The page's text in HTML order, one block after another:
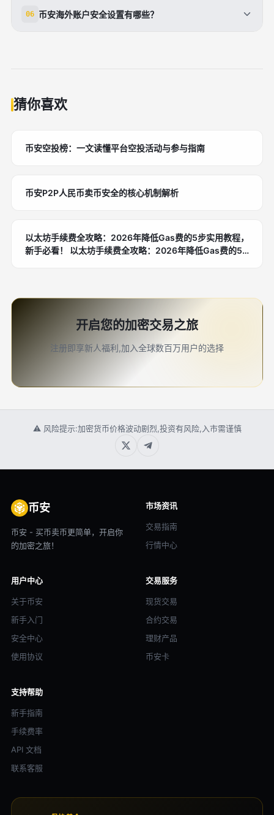
护照或驾驶证也支持。认证后即可大额交易，确保信息
有效期内享最高20%终身手续费返佣。节省成本，尤其
06 币安海外账户安全设置有哪些？
全系数大幅提升[2][5]。
猜你喜欢
币安空投榜：一文读懂平台空投活动与参与指南
币安P2P人民币卖币安全的核心机制解析
以太坊手续费全攻略：2026年降低Gas费的5步实用教程，
新手必看！ 以太坊手续费全攻略：2026年降低Gas费的5
开启您的加密交易之旅
注册即享新人福利,加入全球数百万用户的选择
⚠ 风险提示:加密货币价格波动剧烈,投资有风险,入市需谨慎
币安
币安 - 买币卖币更简单，开启你
的加密之旅！
市场资讯
交易指南
行情中心
用户中心
关于币安
新手入门
安全中心
使用协议
交易服务
现货交易
合约交易
理财产品
币安卡
支持帮助
新手指南
手续费率
API 文档
联系客服